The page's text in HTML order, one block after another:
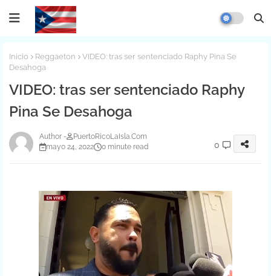
Inicio Reggaeton
VIDEO: tras ser sentenciado Raphy Pina Se
Desahoga
VIDEO: tras ser sentenciado Raphy
Pina Se Desahoga
PuertoRicoLaIsla.Com
mayo 24, 2022
0 minute read 0